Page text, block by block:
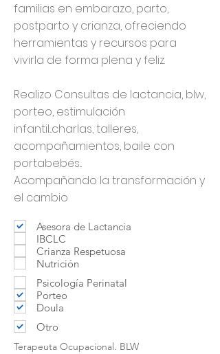
familias en embarazo, parto,
postparto y crianza, ofreciendo
herramientas y recursos para
vivirla de forma plena y feliz.
Realizo Consultas de lactancia, blw,
porteo, estimulación
infantil...charlas, talleres,
acompañamientos, baile con
portabebés...
Acompañando la transformación y
el cambio
Asesora de Lactancia
IBCLC
Crianza Respetuosa
Nutrición
Psicología Perinatal
Porteo
Doula
Otro
Terapeuta Ocupacional. BLW